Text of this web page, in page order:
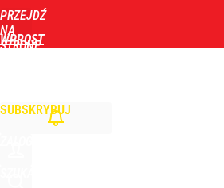
PRZEJDŹ
NA
STRONĘ
WPROST
SUBSKRYBUJ